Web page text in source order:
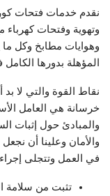
نقدم خدمات فتحات
وتهوية وفتحات
وهوايات مطابخ وكل ما
المؤهلة بدورها
نقاط القوة والتي لا
خرسانة هي العامل
والمبادئ حول إثبات
والأمان وعلينا أن
في العمل وتتجلى
تثبت من سلامة